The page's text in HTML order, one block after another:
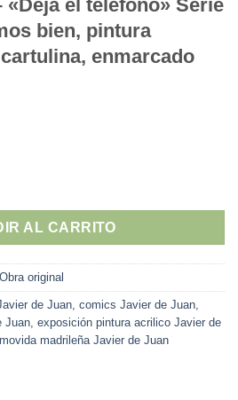
«Deja el teléfono» Serie
bien, pintura
enmarcado
teléfono" Serie anoche lo pasamos
AL CARRITO
Obra original
de Juan comics Javier de Juan
Juan exposición pintura acrilico Javier de
movida madrileña Javier de Juan